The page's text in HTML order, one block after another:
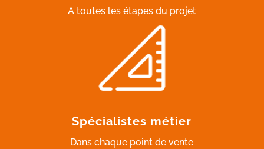
A toutes les étapes du projet
Spécialistes métier
Dans chaque point de vente